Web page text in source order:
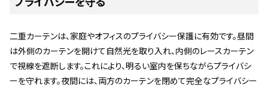
二重カーテンは、家庭やオフィスのプライバシー保護に有効です。昼間
は外側のカーテンを開けて自然光を取り入れ、内側のレースカーテン
で視線を遮断します。これにより、明るい室内を保ちながらプライバシ
ーを守れます。夜間には、両方のカーテンを閉めて完全なプライバシー